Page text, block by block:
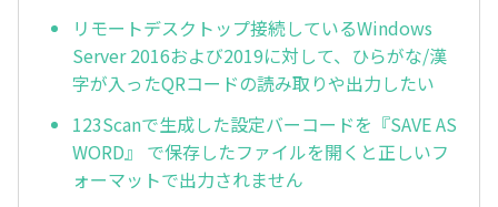
リモートデスクトップ接続しているWindows
Server 2016および2019に対して、ひらがな/漢
字が入ったQRコードの読み取りや出力したい
123Scanで生成した設定バーコードを『SAVE AS
WORD』 で保存したファイルを開くと正しいフ
ォーマットで出力されません